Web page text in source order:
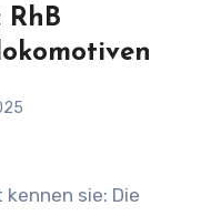
RhB
sie: Die